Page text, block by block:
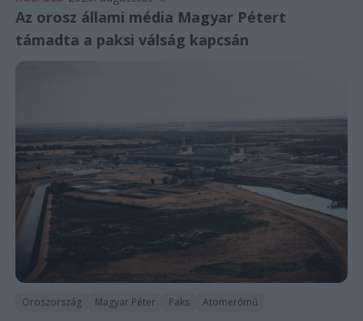
Az orosz állami média Magyar Pétert
támadta a paksi válság kapcsán
Oroszország Magyar Péter Paks Atomerőmű